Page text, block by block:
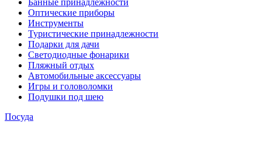
Банные принадлежности
Оптические приборы
Инструменты
Туристические принадлежности
Подарки для дачи
Светодиодные фонарики
Пляжный отдых
Автомобильные аксессуары
Игры и головоломки
Подушки под шею
Посуда